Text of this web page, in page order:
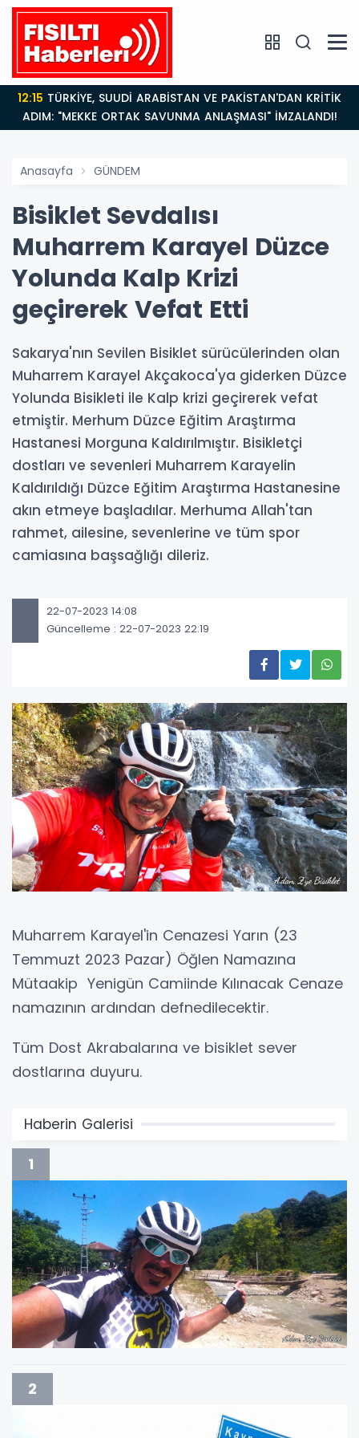
14:21BAKAN GÜRLEK’TEN TİGAD ÇALIŞTAYINDA Çarpıcı
AÇIKLAMALAR: "Pazar Günü Yeni Bir Aydınlığa
Uyanacağız"
Anasayfa GÜNDEM
Bisiklet Sevdalısı
Muharrem Karayel Düzce
Yolunda Kalp Krizi
geçirerek Vefat Etti
Sakarya'nın Sevilen Bisiklet sürücülerinden olan
Muharrem Karayel Akçakoca'ya giderken Düzce
Yolunda Bisikleti ile Kalp krizi geçirerek vefat
etmiştir. Merhum Düzce Eğitim Araştırma
Hastanesi Morguna Kaldırılmıştır. Bisikletçi
dostları ve sevenleri Muharrem Karayelin
Kaldırıldığı Düzce Eğitim Araştırma Hastanesine
akın etmeye başladılar. Merhuma Allah'tan
rahmet, ailesine, sevenlerine ve tüm spor
camiasına başsağlığı dileriz.
22-07-2023 14:08
Güncelleme : 22-07-2023 22:19
Muharrem Karayel'in Cenazesi Yarın (23
Temmuzt 2023 Pazar) Öğlen Namazına
Mütaakip Yenigün Camiinde Kılınacak Cenaze
namazının ardından defnedilecektir.
Tüm Dost Akrabalarına ve bisiklet sever
dostlarına duyuru.
Haberin Galerisi
1
2